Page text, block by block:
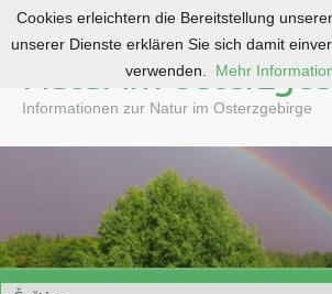
o
t
e
Natur im
Informationen zur Natur im Osterzgebirge
Cookies erleichtern die Bereitstellung
unserer Dienste erklären Sie sich damit
verwenden.
Mehr